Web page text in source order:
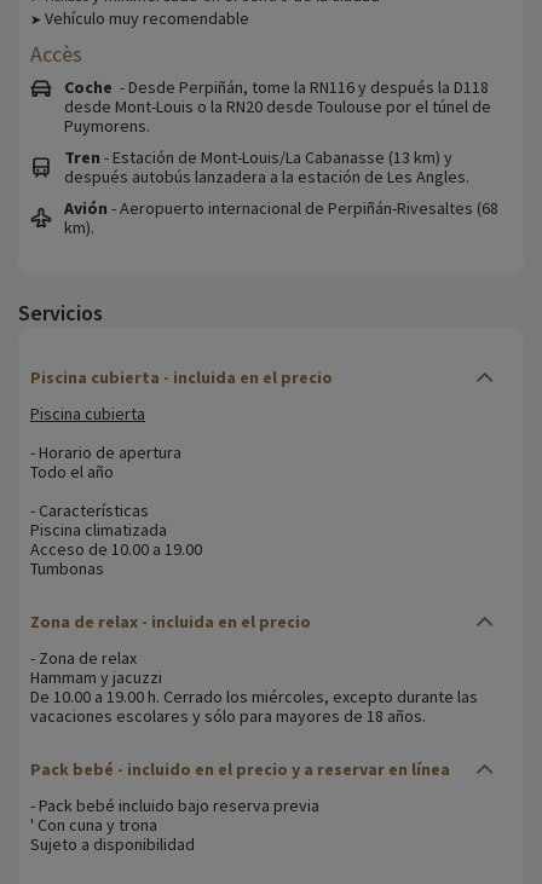
➤ Vehículo muy recomendable
Accès
Coche - Desde Perpiñán, tome la RN116 y después la D118
desde Mont-Louis o la RN20 desde Toulouse por el túnel de
Puymorens.
Tren - Estación de Mont-Louis/La Cabanasse (13 km) y
después autobús lanzadera a la estación de Les Angles.
Avión - Aeropuerto internacional de Perpiñán-Rivesaltes (68
km).
Servicios
Piscina cubierta - incluida en el precio
Piscina cubierta
- Horario de apertura
Todo el año
- Características
Piscina climatizada
Acceso de 10.00 a 19.00
Tumbonas
Zona de relax - incluida en el precio
- Zona de relax
Hammam y jacuzzi
De 10.00 a 19.00 h. Cerrado los miércoles, excepto durante las
vacaciones escolares y sólo para mayores de 18 años.
Pack bebé - incluido en el precio y a reservar en línea
- Pack bebé incluido bajo reserva previa
' Con cuna y trona
Sujeto a disponibilidad